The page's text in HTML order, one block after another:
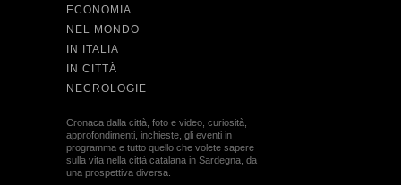
ECONOMIA
NEL MONDO
IN ITALIA
IN CITTÀ
NECROLOGIE
Cronaca dalla città, foto e video, curiosità,
approfondimenti, inchieste, gli eventi in
programma e tutto quello che volete sapere
sulla vita nella città catalana in Sardegna, da
una prospettiva diversa.